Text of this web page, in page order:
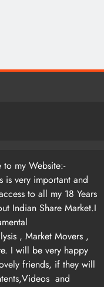
my Website:-
is very important and
to all my 18 Years
Indian Share Market.I
, Market Movers ,
I will be very happy
friends, if they will
and